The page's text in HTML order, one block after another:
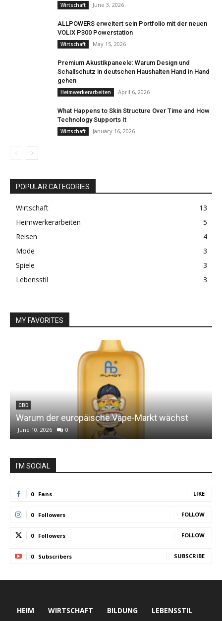
Wirtschaft June 3, 2026
ALLPOWERS erweitert sein Portfolio mit der neuen
VOLIX P300 Powerstation
Wirtschaft May 15, 2026
Premium Akustikpaneele: Warum Design und
Schallschutz in deutschen Haushalten Hand in Hand
gehen
Heimwerkerarbeiten April 6, 2026
What Happens to Skin Structure Over Time and How
Technology Supports It
Wirtschaft January 16, 2026
POPULAR CATEGORIES
Wirtschaft
13
Heimwerkerarbeiten
5
Reisen
4
Mode
3
Spiele
3
Lebensstil
3
MY FAVORITES
CBD
Warum der europäische Vape-Markt wächst
June 10, 2026 0
I'M SOCIAL
0 Fans LIKE
0 Followers FOLLOW
0 Followers FOLLOW
0 Subscribers SUBSCRIBE
HEIM WIRTSCHAFT BILDUNG LEBENSSTIL